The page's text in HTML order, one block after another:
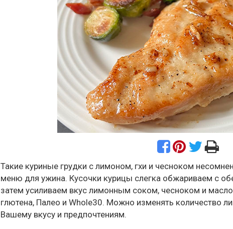
Такие куриные грудки с лимоном, гхи и чесноком
меню для ужина. Кусочки курицы слегка обжариваем с
затем усиливаем вкус лимонным соком, чесноком и
глютена, Палео и Whole30. Можно изменять количество
Вашему вкусу и предпочтениям.